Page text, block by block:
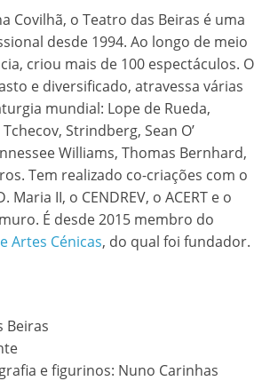
Covilhã, o Teatro das Beiras é uma
desde 1994. Ao longo de meio
criou mais de 100 espectáculos. O
e diversificado, atravessa várias
mundial: Lope de Rueda,
Strindberg, Sean O’
Williams, Thomas Bernhard,
Tem realizado co-criações com o
Maria II, o CENDREV, o ACERT e o
É desde 2015 membro do
Artes Cénicas, do qual foi fundador.
Beiras
e figurinos: Nuno Carinhas